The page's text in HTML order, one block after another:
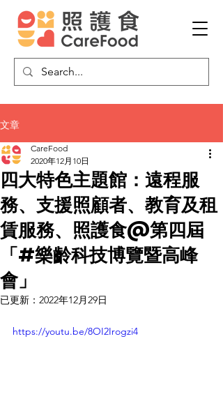
文章
四大特色主題館：遠程服
務、支援照顧者、教育及租
賃服務、照護食@第四屆
「#樂齡科技博覽暨高峰
會」
CareFood
2020年12月10日
已更新： 2022年12月29日
https://youtu.be/8OI2Irogzi4